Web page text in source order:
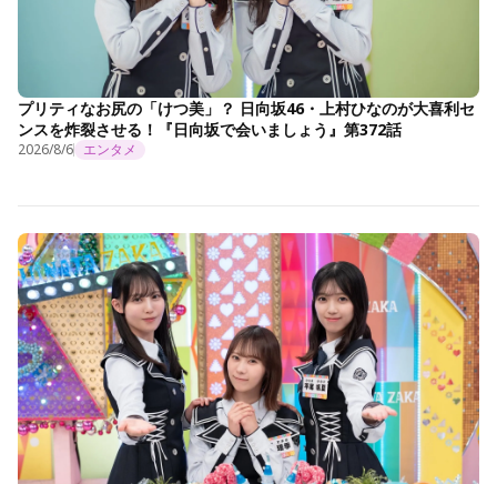
プリティなお尻の「けつ美」？ 日向坂46・上村ひなのが大喜利セ
ンスを炸裂させる！『日向坂で会いましょう』第372話
2026/8/6 エンタメ